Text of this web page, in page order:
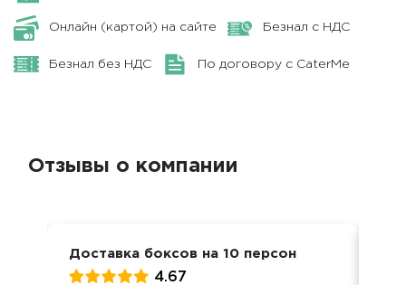
Онлайн (картой) на сайте Безнал с НДС
Безнал без НДС По договору с CaterMe
Отзывы о компании
Доставка боксов на 10 персон
4.67